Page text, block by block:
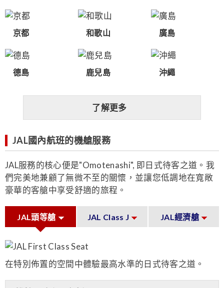
京都 和歌山 廣島
德島 鹿兒島 沖繩
了解更多
JAL國內航班的機艙服務
JAL服務的核心便是"Omotenashi", 即日式待客之道。我
們完美地兼顧了無微不至的關懷，並讓您低調地在寬敞
豪華的客艙中享受舒適的旅程。
JAL頭等艙 JAL Class J JAL經濟艙
在特別佈置的空間中體驗最高水準的日式待客之道。